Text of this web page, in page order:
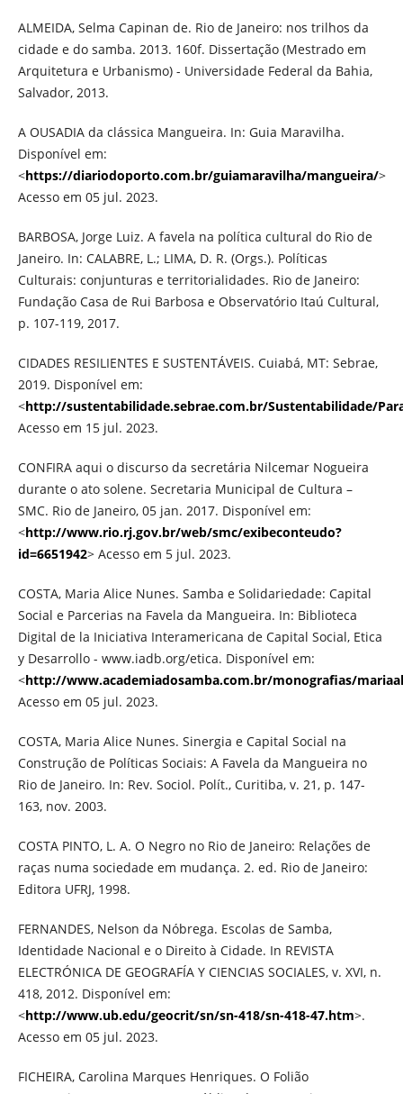
ALMEIDA, Selma Capinan de. Rio de Janeiro: nos trilhos da
cidade e do samba. 2013. 160f. Dissertação (Mestrado em
Arquitetura e Urbanismo) - Universidade Federal da Bahia,
Salvador, 2013.
A OUSADIA da clássica Mangueira. In: Guia Maravilha.
Disponível em:
<https://diariodoporto.com.br/guiamaravilha/mangueira/>
Acesso em 05 jul. 2023.
BARBOSA, Jorge Luiz. A favela na política cultural do Rio de
Janeiro. In: CALABRE, L.; LIMA, D. R. (Orgs.). Políticas
Culturais: conjunturas e territorialidades. Rio de Janeiro:
Fundação Casa de Rui Barbosa e Observatório Itaú Cultural,
p. 107-119, 2017.
CIDADES RESILIENTES E SUSTENTÁVEIS. Cuiabá, MT: Sebrae,
2019. Disponível em:
<http://sustentabilidade.sebrae.com.br/Sustentabilidade/
Acesso em 15 jul. 2023.
CONFIRA aqui o discurso da secretária Nilcemar Nogueira
durante o ato solene. Secretaria Municipal de Cultura –
SMC. Rio de Janeiro, 05 jan. 2017. Disponível em:
<http://www.rio.rj.gov.br/web/smc/exibeconteudo?
id=6651942> Acesso em 5 jul. 2023.
COSTA, Maria Alice Nunes. Samba e Solidariedade: Capital
Social e Parcerias na Favela da Mangueira. In: Biblioteca
Digital de la Iniciativa Interamericana de Capital Social, Etica
y Desarrollo - www.iadb.org/etica. Disponível em:
<http://www.academiadosamba.com.br/monografias/
Acesso em 05 jul. 2023.
COSTA, Maria Alice Nunes. Sinergia e Capital Social na
Construção de Políticas Sociais: A Favela da Mangueira no
Rio de Janeiro. In: Rev. Sociol. Polít., Curitiba, v. 21, p. 147-
163, nov. 2003.
COSTA PINTO, L. A. O Negro no Rio de Janeiro: Relações de
raças numa sociedade em mudança. 2. ed. Rio de Janeiro:
Editora UFRJ, 1998.
FERNANDES, Nelson da Nóbrega. Escolas de Samba,
Identidade Nacional e o Direito à Cidade. In REVISTA
ELECTRÓNICA DE GEOGRAFÍA Y CIENCIAS SOCIALES, v. XVI, n.
418, 2012. Disponível em:
<http://www.ub.edu/geocrit/sn/sn-418/sn-418-47.htm>.
Acesso em 05 jul. 2023.
FICHEIRA, Carolina Marques Henriques. O Folião